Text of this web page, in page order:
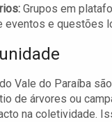
Grupos em
eventos e questões
Vale do Paraíba
de árvores ou
na coletividade.